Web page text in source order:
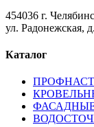
454036 г.
ул. Радонежская,
Каталог